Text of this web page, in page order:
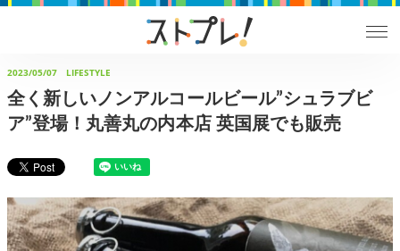
2023/05/07 LIFESTYLE
全く新しいノンアルコールビール”シュラブビ
ア”登場！丸善丸の内本店 英国展でも販売